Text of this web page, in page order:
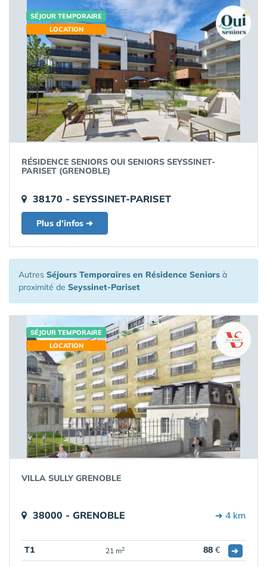
SÉJOUR TEMPORAIRE
LOCATION
RÉSIDENCE SENIORS OUI SENIORS SEYSSINET-
PARISET (GRENOBLE)
38170 - SEYSSINET-PARISET
Plus d'infos ➔
Autres Séjours Temporaires en Résidence Seniors à
proximité de Seyssinet-Pariset
SÉJOUR TEMPORAIRE
LOCATION
VILLA SULLY GRENOBLE
38000 - GRENOBLE ➔ 4 km
T1 21 m2 88 € ➔